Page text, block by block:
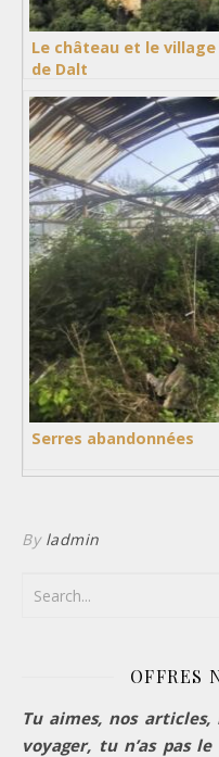
Le château et le
de Dalt
Serres abandonnées
By ladmin
OFFRES
Tu aimes, nos
voyager, tu n’as pas